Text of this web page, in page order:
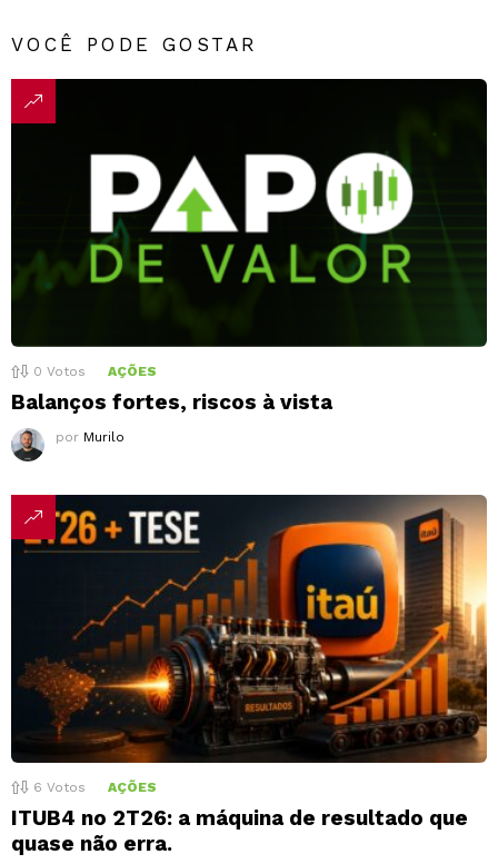
VOCÊ PODE GOSTAR
0 Votos AÇÕES
Balanços fortes, riscos à vista
por Murilo
6 Votos AÇÕES
ITUB4 no 2T26: a máquina de resultado que
quase não erra.